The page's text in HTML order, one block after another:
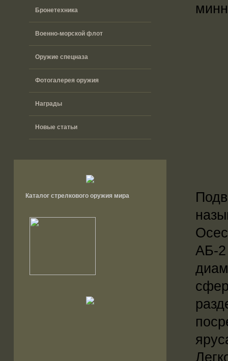
Бронетехника
Военно-морской флот
Оружие спецназа
Фотогалерея оружия
Награды
Новые статьи
Каталог стрелкового оружия мира
АБ-2